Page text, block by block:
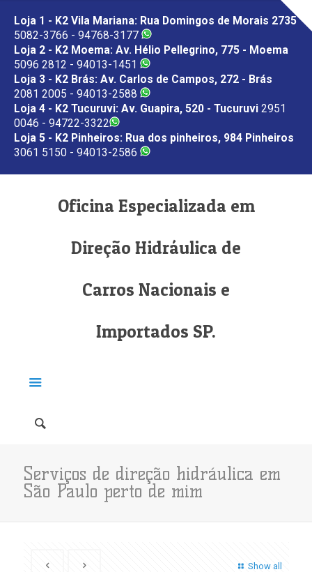
Loja 1 - K2 Vila Mariana: Rua Domingos de Morais 2735
5082-3766 - 94768-3177
Loja 2 - K2 Moema: Av. Hélio Pellegrino, 775 - Moema
5096 2812 - 94013-1451
Loja 3 - K2 Brás: Av. Carlos de Campos, 272 - Brás
2081 2005 - 94013-2588
Loja 4 - K2 Tucuruvi: Av. Guapira, 520 - Tucuruvi 2951
0046 - 94722-3322
Loja 5 - K2 Pinheiros: Rua dos pinheiros, 984 Pinheiros
3061 5150 - 94013-2586
Oficina Especializada em
Direção Hidráulica de
Carros Nacionais e
Importados SP.
Serviços de direção hidráulica em
São Paulo perto de mim
Show all